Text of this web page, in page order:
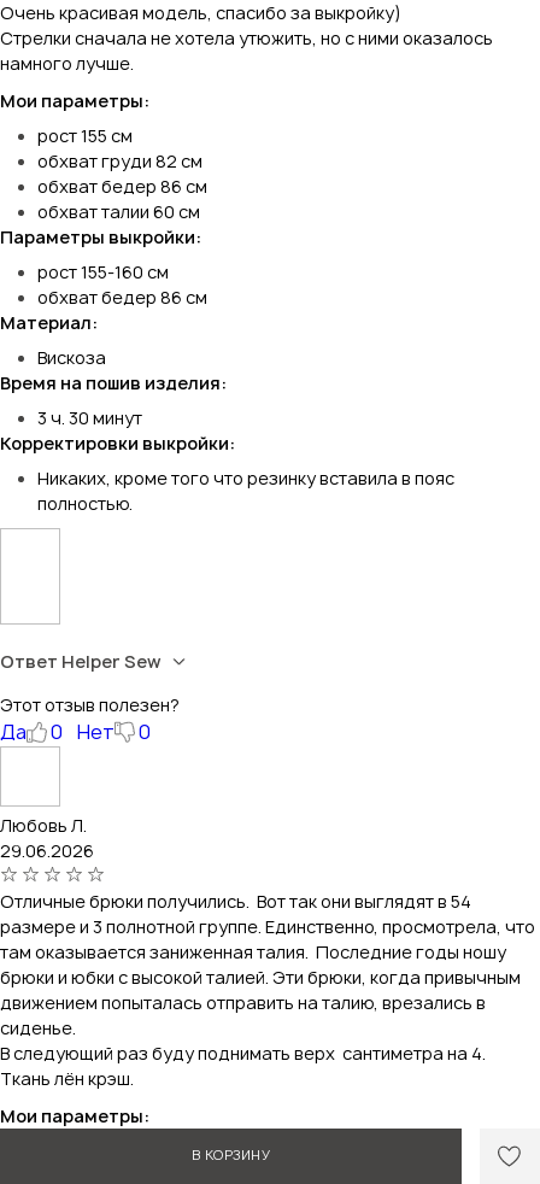
В КОРЗИНУ
Очень красивая модель, спасибо за выкройку)
Стрелки сначала не хотела утюжить, но с ними оказалось
намного лучше.
Мои параметры:
рост 155 см
обхват груди 82 см
обхват бедер 86 см
обхват талии 60 см
Параметры выкройки:
рост 155-160 см
обхват бедер 86 см
Материал:
Вискоза
Время на пошив изделия:
3 ч. 30 минут
Корректировки выкройки:
Никаких, кроме того что резинку вставила в пояс
полностью.
Ответ Helper Sew
Этот отзыв полезен?
Да 0 Нет 0
Любовь Л.
29.06.2026
Отличные брюки получились. Вот так они выглядят в 54
размере и 3 полнотной группе. Единственно, просмотрела, что
там оказывается заниженная талия. Последние годы ношу
брюки и юбки с высокой талией. Эти брюки, когда привычным
движением попыталась отправить на талию, врезались в
сиденье.
В следующий раз буду поднимать верх сантиметра на 4.
Ткань лён крэш.
Мои параметры: